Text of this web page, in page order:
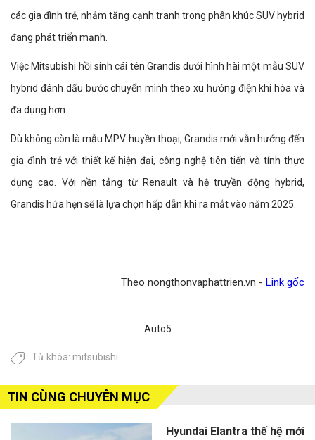
các gia đình trẻ, nhắm tăng cạnh tranh trong phân khúc SUV hybrid
đang phát triển mạnh.
Việc Mitsubishi hồi sinh cái tên Grandis dưới hình hài một mẫu SUV
hybrid đánh dấu bước chuyển mình theo xu hướng điện khí hóa và
đa dụng hơn.
Dù không còn là mẫu MPV huyền thoại, Grandis mới vẫn hướng đến
gia đình trẻ với thiết kế hiện đại, công nghệ tiên tiến và tính thực
dụng cao. Với nền tảng từ Renault và hệ truyền động hybrid,
Grandis hứa hẹn sẽ là lựa chọn hấp dẫn khi ra mắt vào năm 2025.
Theo nongthonvaphattrien.vn - Link gốc
Auto5
Từ khóa: mitsubishi
TIN CÙNG CHUYÊN MỤC
Hyundai Elantra thế hệ mới